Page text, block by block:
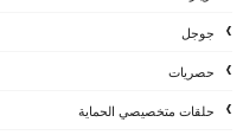
جوجل
حصريات
حلقات متخصيصي الحماية